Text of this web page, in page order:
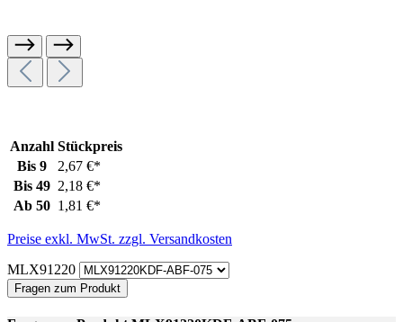
Anzahl Stückpreis
Bis 9
2,67 €*
Bis 49 2,18 €*
Ab 50 1,81 €*
Preise exkl. MwSt. zzgl. Versandkosten
MLX91220
Fragen zum Produkt